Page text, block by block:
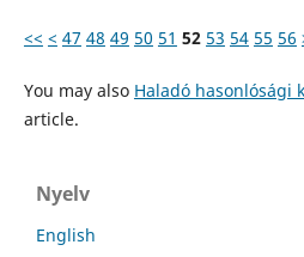
<< < 47 48 49 50 51 52 53 54 55 56
You may also Haladó hasonlósági
article.
Nyelv
English